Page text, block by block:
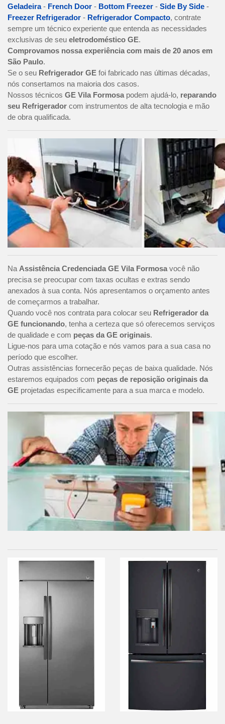
Geladeira- French Door - Bottom Freezer - Side By Side -
Freezer Refrigerador - Refrigerador Compacto, contrate
sempre um técnico experiente que entenda as necessidades
exclusivas de seu eletrodoméstico GE.
Comprovamos nossa experiência com mais de 20 anos em
São Paulo.
Se o seu Refrigerador GE foi fabricado nas últimas décadas,
nós consertamos na maioria dos casos.
Nossos técnicos GE Vila Formosa podem ajudá-lo, reparando
seu Refrigerador com instrumentos de alta tecnologia e mão
de obra qualificada.
Na Assistência Credenciada GE Vila Formosa você não
precisa se preocupar com taxas ocultas e extras sendo
anexados à sua conta. Nós apresentamos o orçamento antes
de começarmos a trabalhar.
Quando você nos contrata para colocar seu Refrigerador da
GE funcionando, tenha a certeza que só oferecemos serviços
de qualidade e com peças da GE originais.
Ligue-nos para uma cotação e nós vamos para a sua casa no
período que escolher.
Outras assistências fornecerão peças de baixa qualidade. Nós
estaremos equipados com peças de reposição originais da
GE projetadas especificamente para a sua marca e modelo.